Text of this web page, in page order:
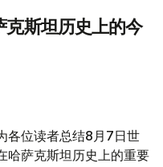
斯坦历史上的今
各位读者总结8月7日世
哈萨克斯坦历史上的重要